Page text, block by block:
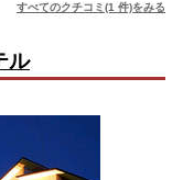
すべてのクチコミ(1 件)をみる
ル